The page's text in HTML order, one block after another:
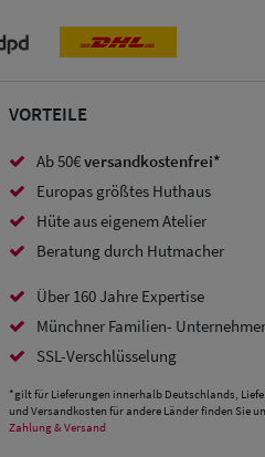
VORTEILE
Ab 50€versandkostenfrei*
Europas größtes Huthaus
Hüte aus eigenem Atelier
Beratung durch Hutmacher
Über 160 Jahre Expertise
Münchner Familien-
SSL-Verschlüsselung
*gilt für Lieferungen innerhalb Deutschlands,
und Versandkosten für andere Länder finden Sie
Zahlung & Versand